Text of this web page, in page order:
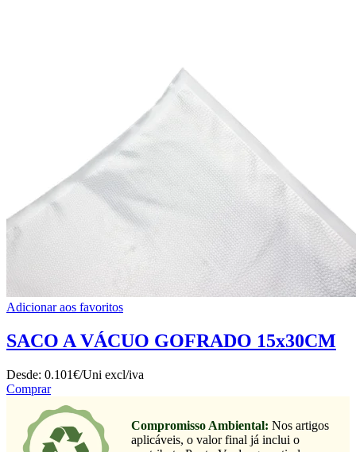
Adicionar aos favoritos
SACO A VÁCUO GOFRADO 15x30CM
Desde: 0.101€/Uni excl/iva
Comprar
Compromisso Ambiental: Nos artigos
aplicáveis, o valor final já inclui o